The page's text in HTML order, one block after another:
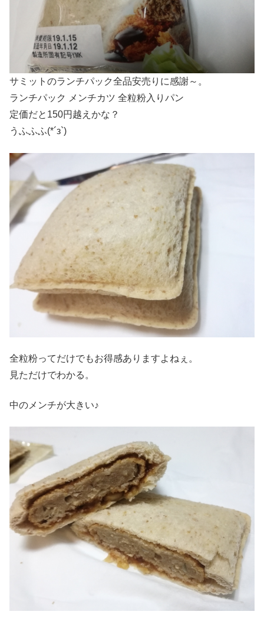
サミットのランチパック全品安売りに感謝～。
ランチパック メンチカツ 全粒粉入りパン
定価だと150円越えかな？
うふふふ(*´з`)
全粒粉ってだけでもお得感ありますよねぇ。
見ただけでわかる。
中のメンチが大きい♪